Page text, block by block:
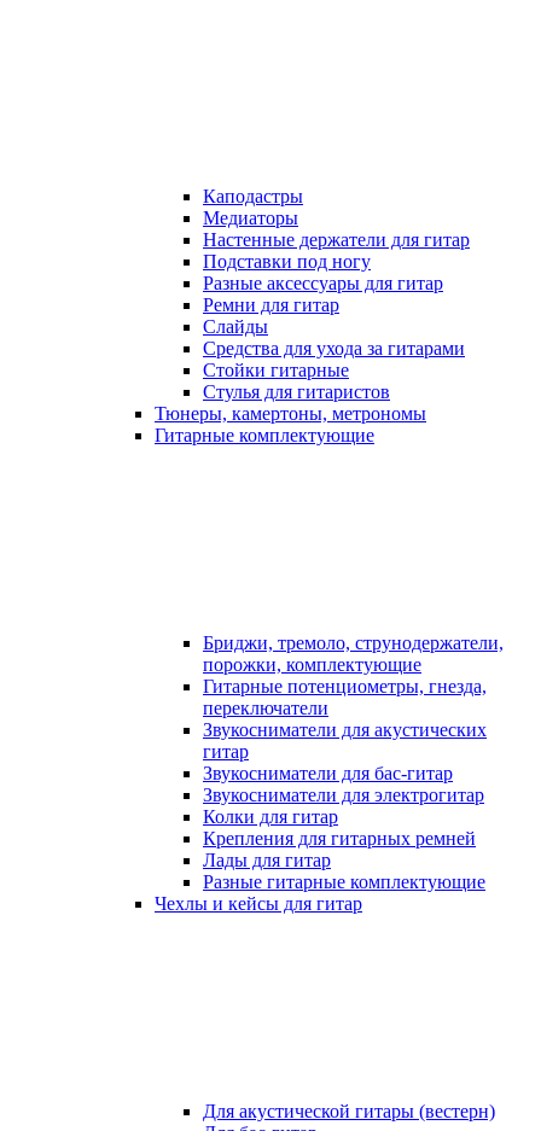
Каподастры
Медиаторы
Настенные держатели для гитар
Подставки под ногу
Разные аксессуары для гитар
Ремни для гитар
Слайды
Средства для ухода за гитарами
Стойки гитарные
Стулья для гитаристов
Тюнеры, камертоны, метрономы
Гитарные комплектующие
Бриджи, тремоло, струнодержатели,
порожки, комплектующие
Гитарные потенциометры, гнезда,
переключатели
Звукосниматели для акустических
гитар
Звукосниматели для бас-гитар
Звукосниматели для электрогитар
Колки для гитар
Крепления для гитарных ремней
Лады для гитар
Разные гитарные комплектующие
Чехлы и кейсы для гитар
Для акустической гитары (вестерн)